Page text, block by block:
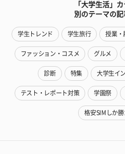
「大学生活」
別のテーマの記
学生トレンド 学生旅行 授業・
ファッション・コスメ グルメ
診断 特集 大学生イ
テスト・レポート対策 学園祭
格安SIMしか勝